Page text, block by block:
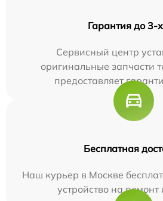
Гарантия до 3-
Сервисный центр
оригинальные запчасти
предоставляет
Бесплатная
Наш курьер в Москве
устройство на ремонт